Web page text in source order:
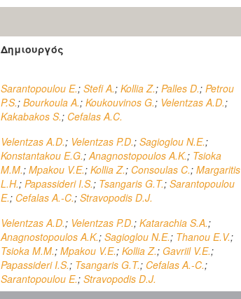
Δημιουργός
Sarantopoulou E.; Stefi A.; Kollia Z.; Palles D.; Petrou
P.S.; Bourkoula A.; Koukouvinos G.; Velentzas A.D.;
Kakabakos S.; Cefalas A.C.
Velentzas A.D.; Velentzas P.D.; Sagioglou N.E.;
Konstantakou E.G.;Anagnostopoulos A.K.; Tsioka
M.M.; Mpakou V.E.; Kollia Z.; Consoulas C.; Margaritis
L.H.; Papassideri I.S.; Tsangaris G.T.; Sarantopoulou
E.; Cefalas A.-C.; Stravopodis D.J.
Velentzas A.D.; Velentzas P.D.; Katarachia S.A.;
Anagnostopoulos A.K.; Sagioglou N.E.; Thanou E.V.;
Tsioka M.M.; Mpakou V.E.; Kollia Z.; Gavriil V.E.;
Papassideri I.S.; Tsangaris G.T.; Cefalas A.-C.;
Sarantopoulou E.; Stravopodis D.J.